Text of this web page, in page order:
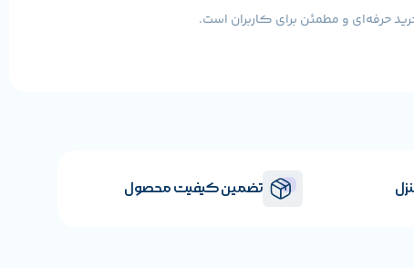
حرفه‌ای و مطمئن برای کاربران است.
تضمین کیفیت محصول